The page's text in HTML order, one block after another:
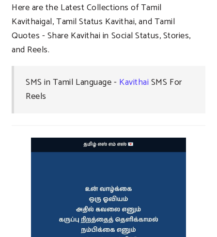
Here are the Latest Collections of Tamil
Kavithaigal, Tamil Status Kavithai, and Tamil
Quotes - Share Kavithai in Social Status, Stories,
and Reels.
SMS in Tamil Language - KavithaiSMS For
Reels